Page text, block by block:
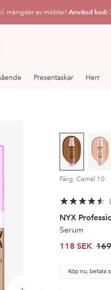
mängder av möbler! Använd kod:
Presentaskar Herr
Färg: Camel 10
NYX
Serum
118 SEK
Köp nu, betala